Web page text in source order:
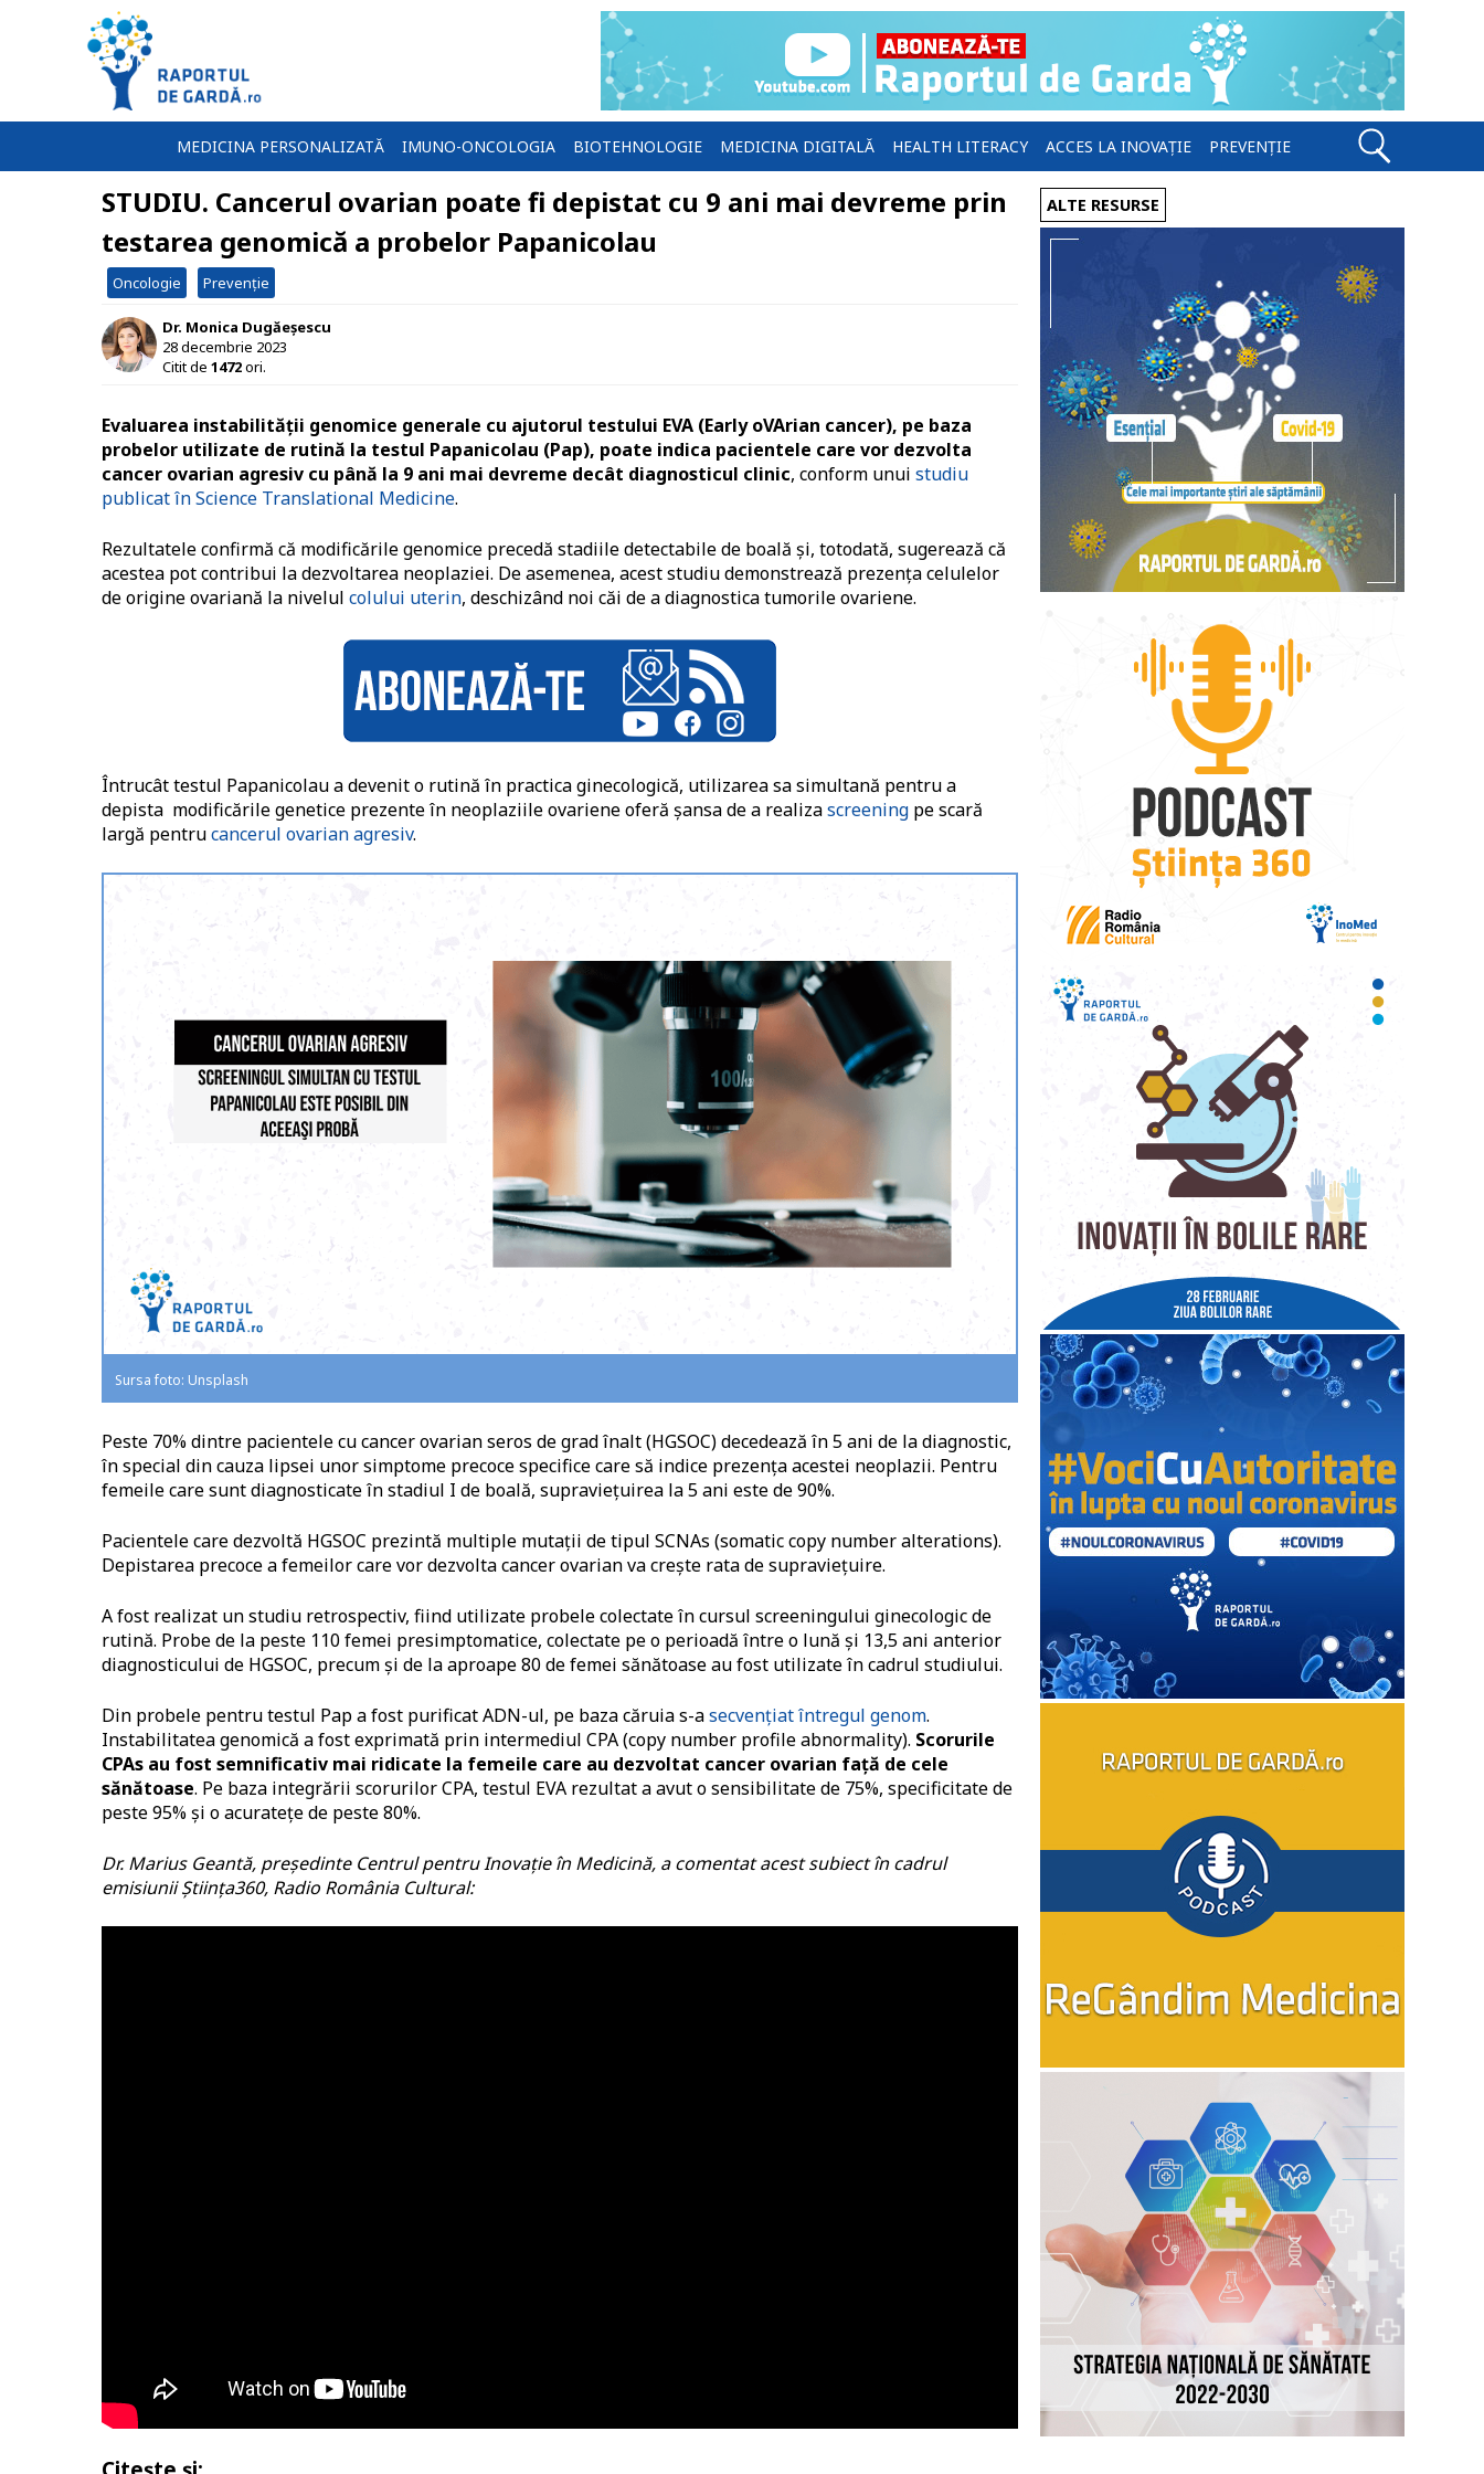
MEDICINA PERSONALIZATĂ IMUNO-ONCOLOGIA BIOTEHNOLOGIE MEDICINA DIGITALĂ HEALTH LITERACY ACCES LA INOVAȚIE PREVENȚIE
STUDIU. Cancerul ovarian poate fi depistat cu 9 ani mai devreme prin
testarea genomică a probelor Papanicolau
Oncologie Prevenție
Dr. Monica Dugăeșescu
28 decembrie 2023
Citit de 1472ori.
Evaluarea instabilității genomice generale cu ajutorul testului EVA (Early oVArian cancer), pe baza
probelor utilizate de rutină la testul Papanicolau (Pap), poate indica pacientele care vor dezvolta
cancer ovarian agresiv cu până la 9 ani mai devreme decât diagnosticul clinic, conform unui studiu
publicat în Science Translational Medicine.
Rezultatele confirmă că modificările genomice precedă stadiile detectabile de boală și, totodată, sugerează că
acestea pot contribui la dezvoltarea neoplaziei. De asemenea, acest studiu demonstrează prezența celulelor
de origine ovariană la nivelul colului uterin, deschizând noi căi de a diagnostica tumorile ovariene.
Întrucât testul Papanicolau a devenit o rutină în practica ginecologică, utilizarea sa simultană pentru a
depista modificările genetice prezente în neoplaziile ovariene oferă șansa de a realizascreening pe scară
largă pentrucancerul ovarian agresiv.
Sursa foto: Unsplash
Peste 70% dintre pacientele cu cancer ovarian seros de grad înalt (HGSOC) decedează în 5 ani de la diagnostic,
în special din cauza lipsei unor simptome precoce specifice care să indice prezența acestei neoplazii. Pentru
femeile care sunt diagnosticate în stadiul I de boală, supraviețuirea la 5 ani este de 90%.
Pacientele care dezvoltă HGSOC prezintă multiple mutații de tipul SCNAs (somatic copy number alterations).
Depistarea precoce a femeilor care vor dezvolta cancer ovarian va crește rata de supraviețuire.
A fost realizat un studiu retrospectiv, fiind utilizate probele colectate în cursul screeningului ginecologic de
rutină. Probe de la peste 110 femei presimptomatice, colectate pe o perioadă între o lună și 13,5 ani anterior
diagnosticului de HGSOC, precum și de la aproape 80 de femei sănătoase au fost utilizate în cadrul studiului.
Din probele pentru testul Pap a fost purificat ADN-ul, pe baza căruia s-asecvențiat întregul genom.
Instabilitatea genomică a fost exprimată prin intermediul CPA (copy number profile abnormality). Scorurile
CPAs au fost semnificativ mai ridicate la femeile care au dezvoltat cancer ovarian față de cele
sănătoase. Pe baza integrării scorurilor CPA, testul EVA rezultat a avut o sensibilitate de 75%, specificitate de
peste 95% și o acuratețe de peste 80%.
Dr. Marius Geantă, președinte Centrul pentru Inovație în Medicină, a comentat acest subiect în cadrul
emisiunii Știința360, Radio România Cultural:
ALTE RESURSE